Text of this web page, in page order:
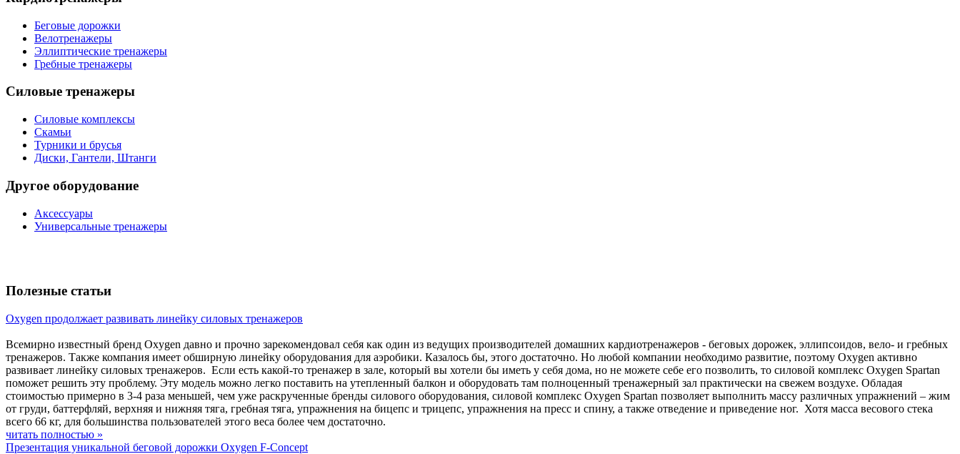
Беговые дорожки
Велотренажеры
Эллиптические тренажеры
Гребные тренажеры
Силовые тренажеры
Силовые комплексы
Скамьи
Турники и брусья
Диски, Гантели, Штанги
Другое оборудование
Аксессуары
Универсальные тренажеры
Полезные статьи
Oxygen продолжает развивать линейку силовых тренажеров
Всемирно известный бренд Oxygen давно и прочно зарекомендовал себя как один из ведущих производителей домашних кардиотренажеров - беговых дорожек, эллипсоидов, вело- и гребных
тренажеров. Также компания имеет обширную линейку оборудования для аэробики. Казалось бы, этого достаточно. Но любой компании необходимо развитие, поэтому Oxygen активно
развивает линейку силовых тренажеров. Если есть какой-то тренажер в зале, который вы хотели бы иметь у себя дома, но не можете себе его позволить, то силовой комплекс Oxygen Spartan
поможет решить эту проблему. Эту модель можно легко поставить на утепленный балкон и оборудовать там полноценный тренажерный зал практически на свежем воздухе. Обладая
стоимостью примерно в 3-4 раза меньшей, чем уже раскрученные бренды силового оборудования, силовой комплекс Oxygen Spartan позволяет выполнить массу различных упражнений – жим
от груди, баттерфляй, верхняя и нижняя тяга, гребная тяга, упражнения на бицепс и трицепс, упражнения на пресс и спину, а также отведение и приведение ног. Хотя масса весового стека
всего 66 кг, для большинства пользователей этого веса более чем достаточно.
читать полностью »
Презентация уникальной беговой дорожки Oxygen F-Concept